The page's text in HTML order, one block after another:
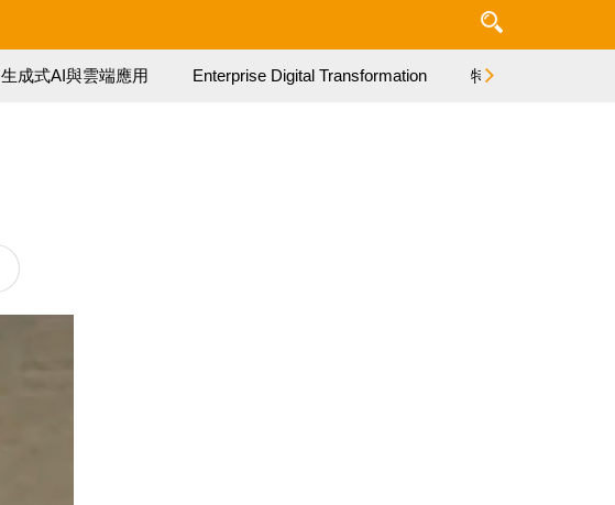
生成式AI與雲端應用 Enterprise Digital Transformation 特集